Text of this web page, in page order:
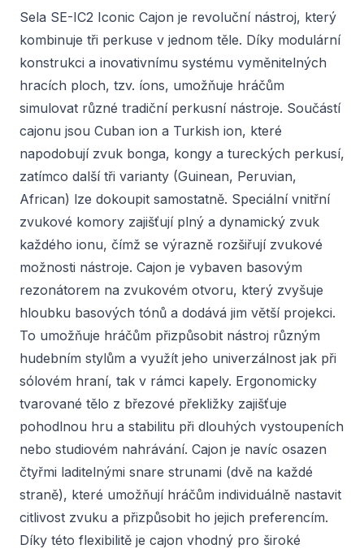
Sela SE-IC2 Iconic Cajon je revoluční nástroj, který
kombinuje tři perkuse v jednom těle. Díky modulární
konstrukci a inovativnímu systému vyměnitelných
hracích ploch, tzv. íons, umožňuje hráčům
simulovat různé tradiční perkusní nástroje. Součástí
cajonu jsou Cuban ion a Turkish ion, které
napodobují zvuk bonga, kongy a tureckých perkusí,
zatímco další tři varianty (Guinean, Peruvian,
African) lze dokoupit samostatně. Speciální vnitřní
zvukové komory zajišťují plný a dynamický zvuk
každého ionu, čímž se výrazně rozšiřují zvukové
možnosti nástroje. Cajon je vybaven basovým
rezonátorem na zvukovém otvoru, který zvyšuje
hloubku basových tónů a dodává jim větší projekci.
To umožňuje hráčům přizpůsobit nástroj různým
hudebním stylům a využít jeho univerzálnost jak při
sólovém hraní, tak v rámci kapely. Ergonomicky
tvarované tělo z březové překližky zajišťuje
pohodlnou hru a stabilitu při dlouhých vystoupeních
nebo studiovém nahrávání. Cajon je navíc osazen
čtyřmi laditelnými snare strunami (dvě na každé
straně), které umožňují hráčům individuálně nastavit
citlivost zvuku a přizpůsobit ho jejich preferencím.
Díky této flexibilitě je cajon vhodný pro široké